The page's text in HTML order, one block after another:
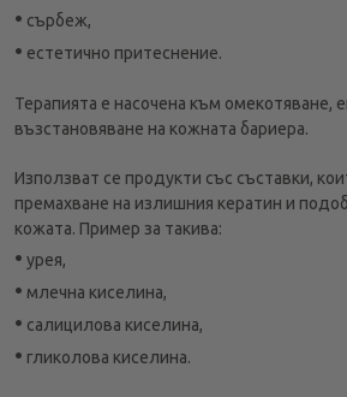
• сърбеж,
• естетично притеснение.
Терапията е насочена към омекотяване,
възстановяване на кожната бариера.
Използват се продукти със съставки,
премахване на излишния кератин и
кожата. Пример за такива:
• урея,
• млечна киселина,
• салицилова киселина,
• гликолова киселина.